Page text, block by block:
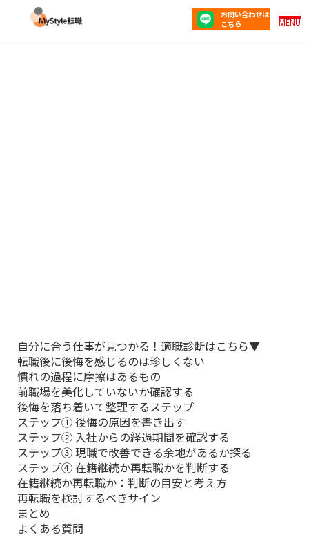
自分に合う仕事が見つかる！適職診断はこちら▼
転職後に後悔を感じるのは珍しくない
慣れの過程に摩擦はあるもの
前職場を美化していないか確認する
後悔を落ち着いて整理するステップ
ステップ① 後悔の原因を書き出す
ステップ② 入社からの経過期間を確認する
ステップ③ 現職で改善できる余地があるか探る
ステップ④ 在籍継続か再転職かを判断する
在籍継続か再転職か：判断の目安と考え方
再転職を検討するべきサイン
まとめ
よくある質問
お問い合わせは
こちら
MENU